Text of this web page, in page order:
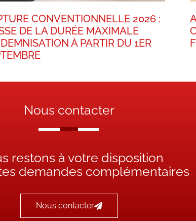
CONVENTIONNELLE 2026 :
DE LA DURÉE MAXIMALE
À PARTIR DU 1ER
Nous contacter
restons à votre disposition
demandes complémentaires
Nous contacter